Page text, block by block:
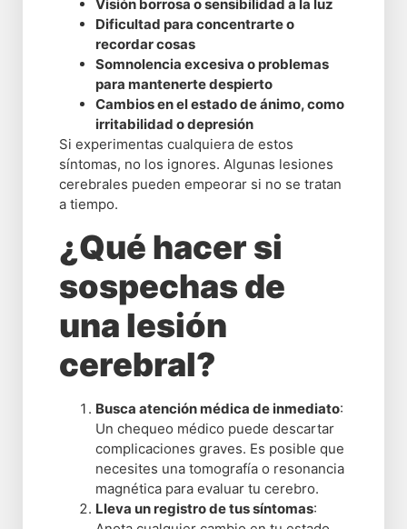
Visión borrosa o sensibilidad a la luz
Dificultad para concentrarte o
recordar cosas
Somnolencia excesiva o problemas
para mantenerte despierto
Cambios en el estado de ánimo, como
irritabilidad o depresión
Si experimentas cualquiera de estos
síntomas, no los ignores. Algunas lesiones
cerebrales pueden empeorar si no se tratan
a tiempo.
¿Qué hacer si
sospechas de
una lesión
cerebral?
Busca atención médica de inmediato:
Un chequeo médico puede descartar
complicaciones graves. Es posible que
necesites una tomografía o resonancia
magnética para evaluar tu cerebro.
Lleva un registro de tus síntomas: